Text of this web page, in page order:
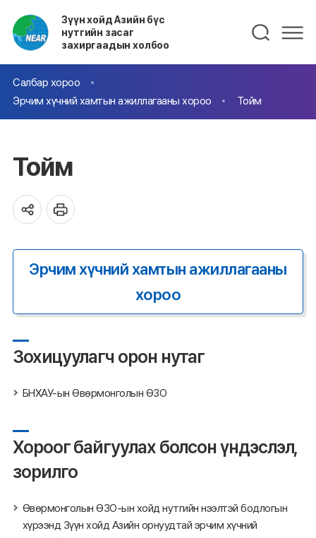
Зүүн хойд Азийн бүс
нутгийн засаг
захиргаадын холбоо
Салбар хороо
Эрчим хүчний хамтын ажиллагааны хороо
Тойм
Тойм
Эрчим хүчний хамтын ажиллагааны
хороо
Зохицуулагч орон нутаг
БНХАУ-ын Өвөрмонголын ӨЗО
Хороог байгуулах болсон үндэслэл,
зорилго
Өвөрмонголын ӨЗО-ын хойд нутгийн нээлтэй бодлогын
хүрээнд Зүүн хойд Азийн орнуудтай эрчим хүчний